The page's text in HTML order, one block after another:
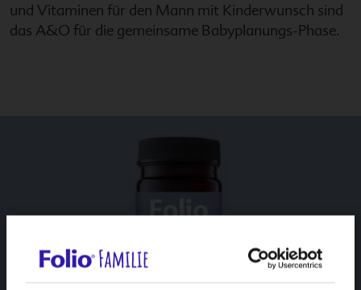
und Vitaminen für den Mann mit Kinderwunsch sind
das A&O für die gemeinsame Babyplanungs-Phase.